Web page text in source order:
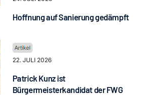
Hoffnung auf Sanierung gedämpft
22. JULI 2026
Patrick Kunz ist
Bürgermeisterkandidat der FWG